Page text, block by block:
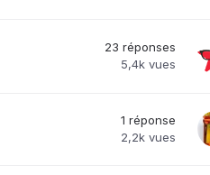
23 réponses
5,4k vues
1 réponse
2,2k vues